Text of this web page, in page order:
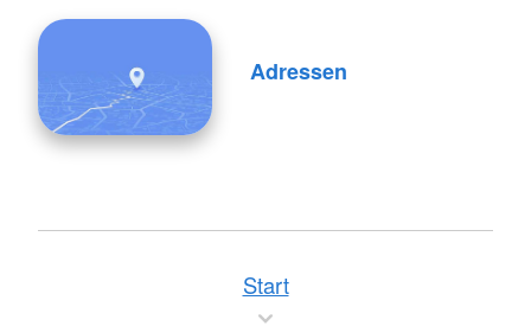
Adressen
Start